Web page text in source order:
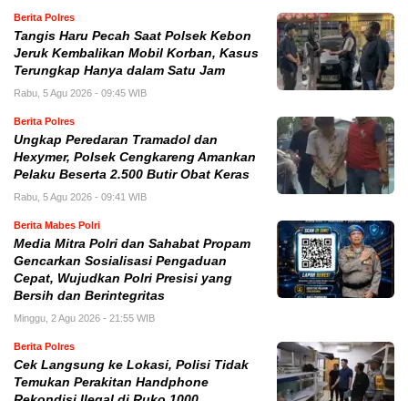
Berita Polres
Tangis Haru Pecah Saat Polsek Kebon
Jeruk Kembalikan Mobil Korban, Kasus
Terungkap Hanya dalam Satu Jam
Rabu, 5 Agu 2026 - 09:45 WIB
Berita Polres
Ungkap Peredaran Tramadol dan
Hexymer, Polsek Cengkareng Amankan
Pelaku Beserta 2.500 Butir Obat Keras
Rabu, 5 Agu 2026 - 09:41 WIB
Berita Mabes Polri
Media Mitra Polri dan Sahabat Propam
Gencarkan Sosialisasi Pengaduan
Cepat, Wujudkan Polri Presisi yang
Bersih dan Berintegritas
Minggu, 2 Agu 2026 - 21:55 WIB
Berita Polres
Cek Langsung ke Lokasi, Polisi Tidak
Temukan Perakitan Handphone